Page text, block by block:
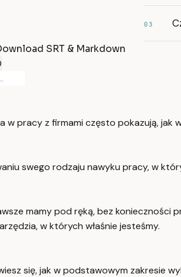
03
SRT & Markdown
w pracy z firmami często pokazują,
swego rodzaju nawyku pracy, w
mamy pod ręką, bez konieczności
w których właśnie jesteśmy.
się, jak w podstawowym zakresie